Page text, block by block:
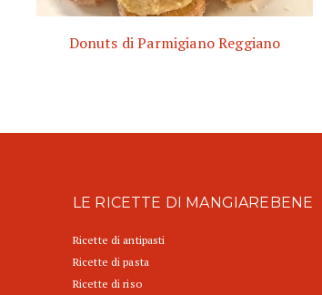
Donuts di Parmigiano Reggiano
LE RICETTE DI MANGIAREBENE
Ricette di antipasti
Ricette di pasta
Ricette di riso